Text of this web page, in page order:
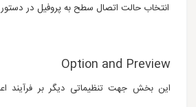
انتخاب حالت اتصال سطح به پروفیل در دستور boundary Surface
Option and Preview